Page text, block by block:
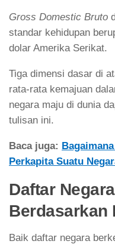
Gross Domestic Bruto
standar kehidupan
dolar Amerika Serikat.
Tiga dimensi dasar di
rata-rata kemajuan
negara maju di dunia
tulisan ini.
Baca juga:
Perkapita Suatu
Daftar
Berdasarkan
Baik daftar negara